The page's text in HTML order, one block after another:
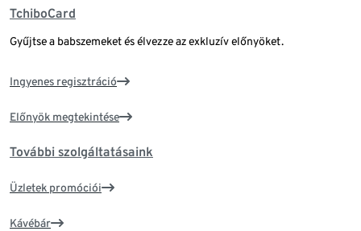
TchiboCard
Gyűjtse a babszemeket és élvezze az exkluzív előnyöket.
Ingyenes regisztráció
Előnyök megtekintése
További szolgáltatásaink
Üzletek promóciói
Kávébár